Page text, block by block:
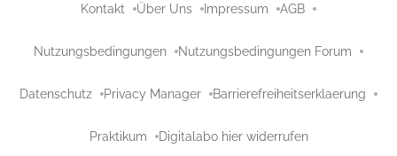
Kontakt Über Uns Impressum AGB
Nutzungsbedingungen Nutzungsbedingungen Forum
Datenschutz Privacy Manager Barrierefreiheitserklaerung
Praktikum Digitalabo hier widerrufen